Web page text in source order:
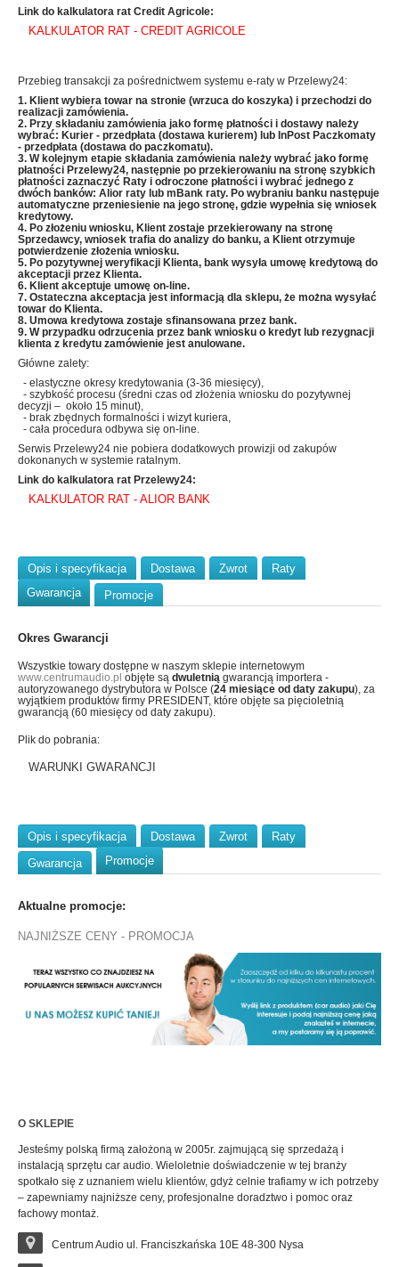
Link do kalkulatora rat Credit Agricole:
KALKULATOR RAT - CREDIT AGRICOLE
Przebieg transakcji za pośrednictwem systemu e-raty w Przelewy24:
1. Klient wybiera towar na stronie (wrzuca do koszyka) i przechodzi do
realizacji zamówienia.
2. Przy składaniu zamówienia jako formę płatności i dostawy należy
wybrać: Kurier - przedpłata (dostawa kurierem) lub InPost Paczkomaty
- przedpłata (dostawa do paczkomatu).
3. W kolejnym etapie składania zamówienia należy wybrać jako formę
płatności Przelewy24, następnie po przekierowaniu na stronę szybkich
płatności zaznaczyć Raty i odroczone płatności i wybrać jednego z
dwóch banków: Alior raty lub mBank raty. Po wybraniu banku następuje
automatyczne przeniesienie na jego stronę, gdzie wypełnia się wniosek
kredytowy.
4. Po złożeniu wniosku, Klient zostaje przekierowany na stronę
Sprzedawcy, wniosek trafia do analizy do banku, a Klient otrzymuje
potwierdzenie złożenia wniosku.
5. Po pozytywnej weryfikacji Klienta, bank wysyła umowę kredytową do
akceptacji przez Klienta.
6. Klient akceptuje umowę on-line.
7. Ostateczna akceptacja jest informacją dla sklepu, że można wysyłać
towar do Klienta.
8. Umowa kredytowa zostaje sfinansowana przez bank.
9. W przypadku odrzucenia przez bank wniosku o kredyt lub rezygnacji
klienta z kredytu zamówienie jest anulowane.
Główne zalety:
- elastyczne okresy kredytowania (3-36 miesięcy),
- szybkość procesu (średni czas od złożenia wniosku do pozytywnej
decyzji – około 15 minut),
- brak zbędnych formalności i wizyt kuriera,
- cała procedura odbywa się on-line.
Serwis Przelewy24 nie pobiera dodatkowych prowizji od zakupów
dokonanych w systemie ratalnym.
Link do kalkulatora rat Przelewy24:
KALKULATOR RAT - ALIOR BANK
Opis i specyfikacja Dostawa Zwrot
Raty
Gwarancja
Promocje
Okres Gwarancji
Wszystkie towary dostępne w naszym sklepie internetowym
www.centrumaudio.pl objęte są dwuletnią gwarancją importera -
autoryzowanego dystrybutora w Polsce (24 miesiące od daty zakupu), za
wyjątkiem produktów firmy PRESIDENT, które objęte sa pięcioletnią
gwarancją (60 miesięcy od daty zakupu).
Plik do pobrania:
WARUNKI GWARANCJI
Opis i specyfikacja Dostawa Zwrot
Raty
Gwarancja
Promocje
Aktualne promocje:
NAJNIŻSZE CENY - PROMOCJA
O SKLEPIE
Jesteśmy polską firmą założoną w 2005r. zajmującą się sprzedażą i
instalacją sprzętu car audio. Wieloletnie doświadczenie w tej branży
spotkało się z uznaniem wielu klientów, gdyż celnie trafiamy w ich potrzeby
– zapewniamy najniższe ceny, profesjonalne doradztwo i pomoc oraz
fachowy montaż.
Centrum Audio ul. Franciszkańska 10E 48-300 Nysa